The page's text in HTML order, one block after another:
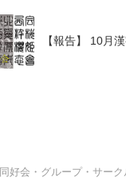
【報告】 10月
同好会・グループ・サー